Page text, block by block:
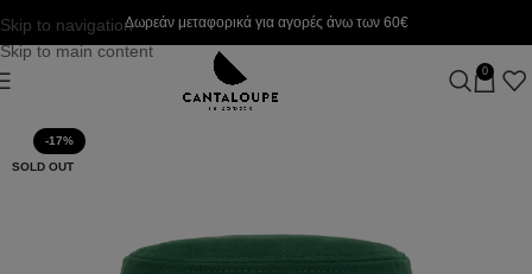
Skip to navigation
Skip to main content
Δωρεάν μεταφορικά για αγορές άνω των 60€
0
-17%
SOLD OUT